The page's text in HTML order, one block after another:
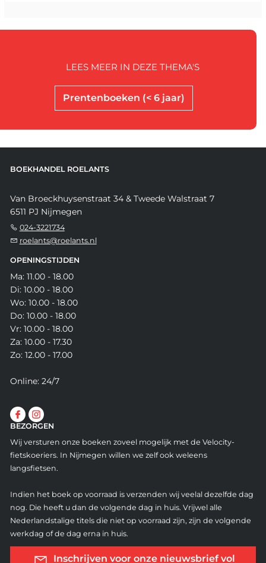
Prentenboeken (< 6 jaar)
LEES MEER IN DEZE THEMA'S
BOEKHANDEL ROELANTS
Van Broeckhuysenstraat 34 & Tweede Walstraat 7
6511 PJ Nijmegen
024-3221734
roelants@roelants.nl
OPENINGSTIJDEN
Ma: 11.00 - 18.00
Di: 10.00 - 18.00
Wo: 10.00 - 18.00
Do: 10.00 - 18.00
Vr: 10.00 - 18.00
Za: 10.00 - 17.30
Zo: 12.00 - 17.00
Online: 24/7
BEZORGEN
Wij versturen onze boeken zoveel mogelijk met de Velocity-
fietskoeriers. In Nijmegen willen we zelf ook weleens
langsfietsen.
Indien het boek op voorraad is verzenden wij veelal dezelfde dag
nog. Die heeft u dan de volgende dag in huis. Vrijwel alle
Nederlandstalige titels die niet op voorraad zijn, zijn de volgende
werkdag of de dag erna in huis.
Inschrijven voor onze nieuwsbrief vol